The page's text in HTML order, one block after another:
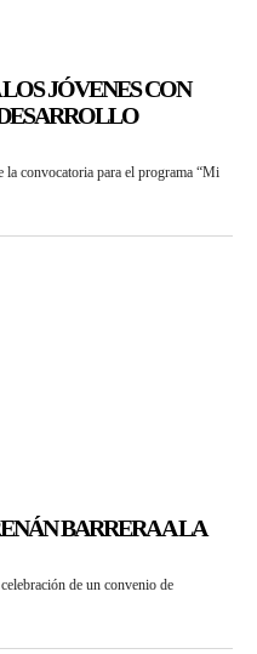
JÓVENES CON
convocatoria para el programa “Mi
BARRERA A LA
de un convenio de